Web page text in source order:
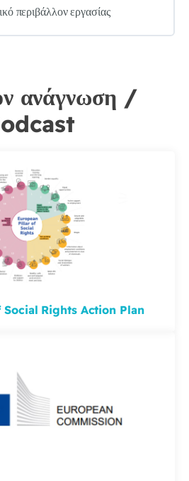
περιβάλλον εργασίας
ανάγνωση /
Rights Action Plan